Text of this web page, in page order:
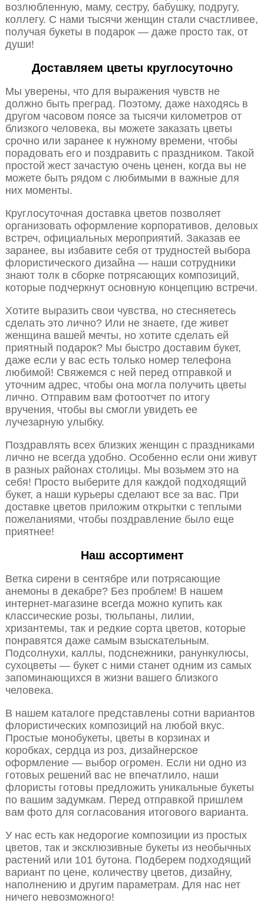
возлюбленную, маму, сестру, бабушку, подругу,
коллегу. С нами тысячи женщин стали счастливее,
получая букеты в подарок — даже просто так, от
души!
Доставляем цветы круглосуточно
Мы уверены, что для выражения чувств не
должно быть преград. Поэтому, даже находясь в
другом часовом поясе за тысячи километров от
близкого человека, вы можете заказать цветы
срочно или заранее к нужному времени, чтобы
порадовать его и поздравить с праздником. Такой
простой жест зачастую очень ценен, когда вы не
можете быть рядом с любимыми в важные для
них моменты.
Круглосуточная доставка цветов позволяет
организовать оформление корпоративов, деловых
встреч, официальных мероприятий. Заказав ее
заранее, вы избавите себя от трудностей выбора
флористического дизайна — наши сотрудники
знают толк в сборке потрясающих композиций,
которые подчеркнут основную концепцию встречи.
Хотите выразить свои чувства, но стесняетесь
сделать это лично? Или не знаете, где живет
женщина вашей мечты, но хотите сделать ей
приятный подарок? Мы быстро доставим букет,
даже если у вас есть только номер телефона
любимой! Свяжемся с ней перед отправкой и
уточним адрес, чтобы она могла получить цветы
лично. Отправим вам фотоотчет по итогу
вручения, чтобы вы смогли увидеть ее
лучезарную улыбку.
Поздравлять всех близких женщин с праздниками
лично не всегда удобно. Особенно если они живут
в разных районах столицы. Мы возьмем это на
себя! Просто выберите для каждой подходящий
букет, а наши курьеры сделают все за вас. При
доставке цветов приложим открытки с теплыми
пожеланиями, чтобы поздравление было еще
приятнее!
Наш ассортимент
Ветка сирени в сентябре или потрясающие
анемоны в декабре? Без проблем! В нашем
интернет-магазине всегда можно купить как
классические розы, тюльпаны, лилии,
хризантемы, так и редкие сорта цветов, которые
понравятся даже самым взыскательным.
Подсолнухи, каллы, подснежники, ранункулюсы,
сухоцветы — букет с ними станет одним из самых
запоминающихся в жизни вашего близкого
человека.
В нашем каталоге представлены сотни вариантов
флористических композиций на любой вкус.
Простые монобукеты, цветы в корзинах и
коробках, сердца из роз, дизайнерское
оформление — выбор огромен. Если ни одно из
готовых решений вас не впечатлило, наши
флористы готовы предложить уникальные букеты
по вашим задумкам. Перед отправкой пришлем
вам фото для согласования итогового варианта.
У нас есть как недорогие композиции из простых
цветов, так и эксклюзивные букеты из необычных
растений или 101 бутона. Подберем подходящий
вариант по цене, количеству цветов, дизайну,
наполнению и другим параметрам. Для нас нет
ничего невозможного!